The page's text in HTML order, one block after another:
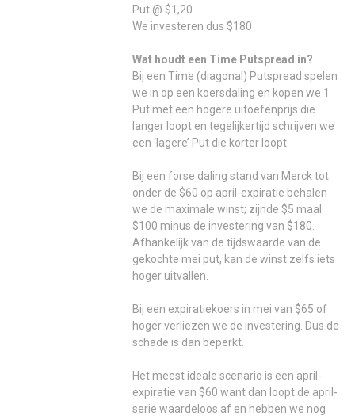
Put @ $1,20
We investeren dus $180
Wat houdt een Time Putspread in?
Bij een Time (diagonal) Putspread spelen
we in op een koersdaling en kopen we 1
Put met een hogere uitoefenprijs die
langer loopt en tegelijkertijd schrijven we
een ‘lagere’ Put die korter loopt.
Bij een forse daling stand van Merck tot
onder de $60 op april-expiratie behalen
we de maximale winst; zijnde $5 maal
$100 minus de investering van $180.
Afhankelijk van de tijdswaarde van de
gekochte mei put, kan de winst zelfs iets
hoger uitvallen.
Bij een expiratiekoers in mei van $65 of
hoger verliezen we de investering. Dus de
schade is dan beperkt.
Het meest ideale scenario is een april-
expiratie van $60 want dan loopt de april-
serie waardeloos af en hebben we nog